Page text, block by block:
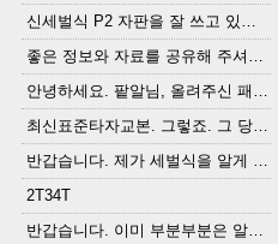
신세벌식 P2 자판을 잘 쓰고 있습니다. 쓰기 편리...
좋은 정보와 자료를 공유해 주셔서 고맙습니다....
안녕하세요. 팥알님, 올려주신 패치 여러모로 감사...
최신표준타자교본. 그렇죠. 그 당시에 최신 표준...
반갑습니다. 제가 세벌식을 알게 되어 세벌식 써...
2T34T
반갑습니다. 이미 부분부분은 알려진 정보들이...